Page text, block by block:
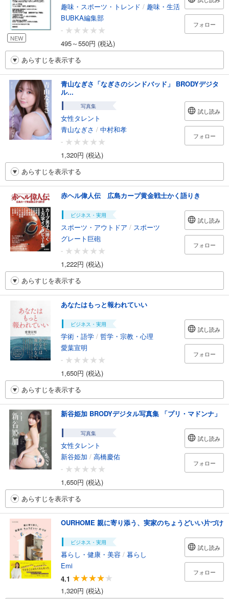
NEW
趣味・スポーツ・トレンド / 趣味・生活
BUBKA編集部
-
495～550円 (税込)
フォロー
あらすじを表示する
青山なぎさ「なぎさのシンドバッド」 BRODYデジタ
ル...
写真集
女性タレント
青山なぎさ / 中村和孝
-
1,320円 (税込)
試し読み
フォロー
あらすじを表示する
赤ヘル偉人伝 広島カープ黄金戦士かく語りき
ビジネス・実用
スポーツ・アウトドア / スポーツ
グレート巨砲
-
1,222円 (税込)
試し読み
フォロー
あらすじを表示する
あなたはもっと報われていい
ビジネス・実用
学術・語学 / 哲学・宗教・心理
愛葉宣明
-
1,650円 (税込)
試し読み
フォロー
あらすじを表示する
新谷姫加 BRODYデジタル写真集 「プリ・マドンナ」
写真集
女性タレント
新谷姫加 / 高橋慶佑
-
1,650円 (税込)
試し読み
フォロー
あらすじを表示する
OURHOME 親に寄り添う、実家のちょうどいい片づけ
ビジネス・実用
暮らし・健康・美容 / 暮らし
Emi
4.1
1,320円 (税込)
試し読み
フォロー